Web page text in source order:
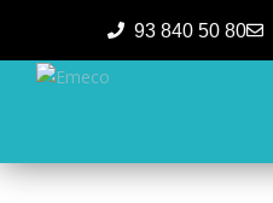
93 840 50 80